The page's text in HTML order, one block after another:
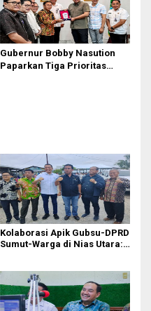
Gubernur Bobby Nasution
Paparkan Tiga Prioritas
Kolaborasi Apik Gubsu-DPRD
Sumut-Warga di Nias Utara: